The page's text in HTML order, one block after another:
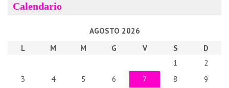
Calendario
AGOSTO 2026
L
M M G V S
D
1
2
3
4 5 6 7 8
9